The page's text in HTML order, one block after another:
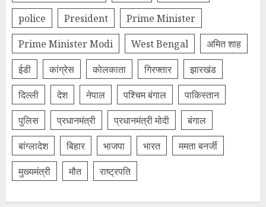
police
President
Prime Minister
Prime Minister Modi
West Bengal
अमित शाह
ईडी
कांग्रेस कोलकाता गिरफ्तार
झारखंड
दिल्‍ली
देश नेपाल पश्चिम बंगाल
पाकिस्तान
पुलिस
प्रधानमंत्री प्रधानमंत्री मोदी
बंगाल
बांग्लादेश
बिहार भाजपा भारत
ममता बनर्जी
मुख्यमंत्री
मौत राष्ट्रपति